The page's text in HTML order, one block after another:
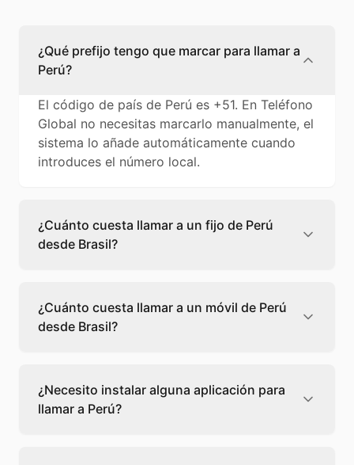
¿Qué prefijo tengo que marcar para llamar a
Perú?
El código de país de Perú es +51. En Teléfono
Global no necesitas marcarlo manualmente, el
sistema lo añade automáticamente cuando
introduces el número local.
¿Cuánto cuesta llamar a un fijo de Perú
desde Brasil?
0,13 €/min con Teléfono Global. Verás el
precio exacto antes de marcar para que
sepas qué vas a gastar.
¿Cuánto cuesta llamar a un móvil de Perú
desde Brasil?
0,22 €/min con Teléfono Global. Pagas solo
los minutos que hablas, sin cuotas ni
permanencia.
¿Necesito instalar alguna aplicación para
llamar a Perú?